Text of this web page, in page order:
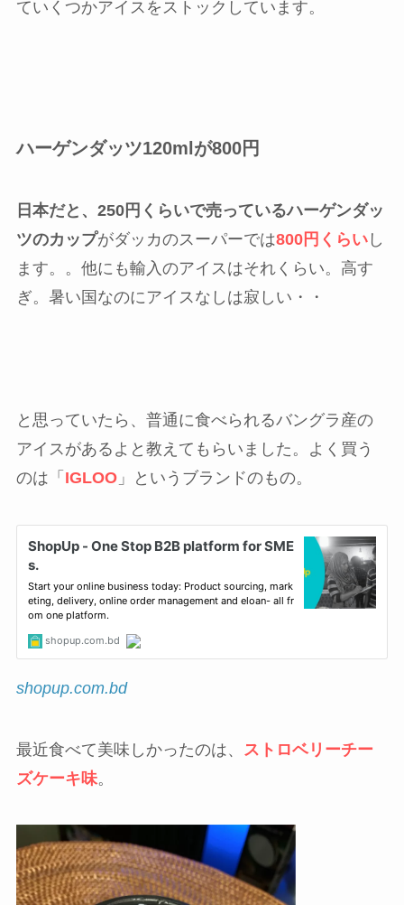
ていくつかアイスをストックしています。
ハーゲンダッツ120mlが800円
日本だと、250円くらいで売っているハーゲンダッ
ツのカップがダッカのスーパーでは800円くらいし
ます。。他にも輸入のアイスはそれくらい。高す
ぎ。暑い国なのにアイスなしは寂しい・・
と思っていたら、普通に食べられるバングラ産の
アイスがあるよと教えてもらいました。よく買う
のは「 IGLOO」というブランドのもの。
shopup.com.bd
最近食べて美味しかったのは、
ストロベリーチー
ズケーキ味。